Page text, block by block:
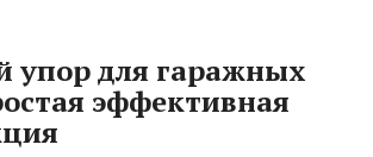
упор для гаражных
эффективная